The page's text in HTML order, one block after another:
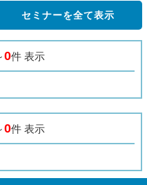
0件 表示
0件 表示